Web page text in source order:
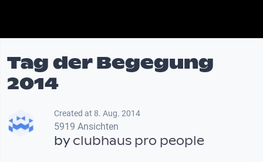
Tag der Begegung
2014
Created at 8. Aug. 2014
5919 Ansichten
byclubhaus pro people